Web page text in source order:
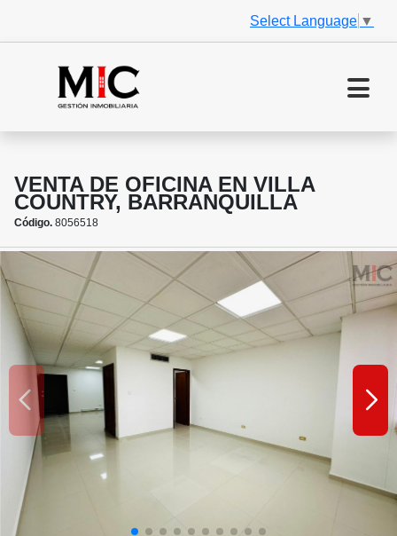
Select Language ▼
VENTA DE OFICINA EN VILLA
COUNTRY, BARRANQUILLA
Código. 8056518